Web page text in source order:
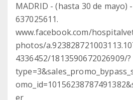
MADRID - (hasta 30 de mayo)
637025611.
www.facebook.com/
photos/
4336452/1813590672026909/?
er